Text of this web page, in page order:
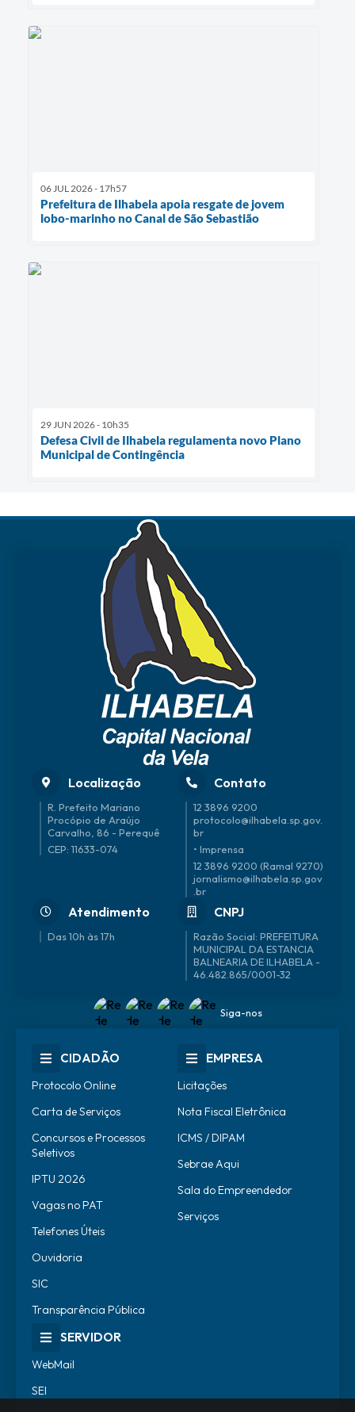
06 JUL 2026 - 17h57
Prefeitura de Ilhabela apoia resgate de jovem
lobo-marinho no Canal de São Sebastião
29 JUN 2026 - 10h35
Defesa Civil de Ilhabela regulamenta novo Plano
Municipal de Contingência
Localização
R. Prefeito Mariano
Procópio de Araújo
Carvalho, 86 - Perequê
CEP: 11633-074
Contato
12 3896 9200
protocolo@ilhabela.sp.gov.
br
• Imprensa
12 3896 9200 (Ramal 9270)
jornalismo@ilhabela.sp.gov
.br
Atendimento
Das 10h às 17h
CNPJ
46.482.865/0001-32
Siga-nos
CIDADÃO
Protocolo Online
Carta de Serviços
Concursos e Processos
Seletivos
IPTU 2026
Vagas no PAT
Telefones Úteis
Ouvidoria
SIC
Transparência Pública
EMPRESA
Licitações
Nota Fiscal Eletrônica
ICMS / DIPAM
Sebrae Aqui
Sala do Empreendedor
Serviços
SERVIDOR
WebMail
SEI